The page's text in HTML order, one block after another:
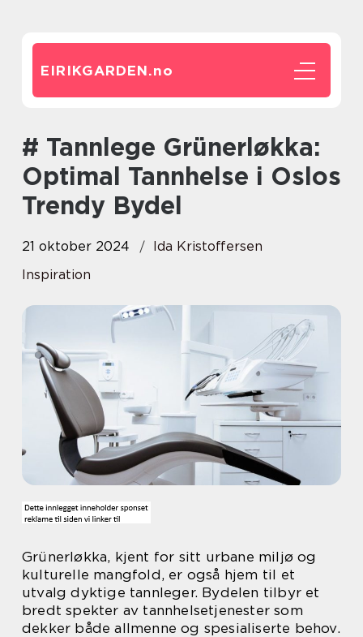
EIRIKGARDEN.no
# Tannlege Grünerløkka:
Optimal Tannhelse i Oslos
Trendy Bydel
21 oktober 2024
Ida Kristoffersen
Inspiration
Grünerløkka, kjent for sitt urbane miljø og
kulturelle mangfold, er også hjem til et
utvalg dyktige tannleger. Bydelen tilbyr et
bredt spekter av tannhelsetjenester som
dekker både allmenne og spesialiserte behov.